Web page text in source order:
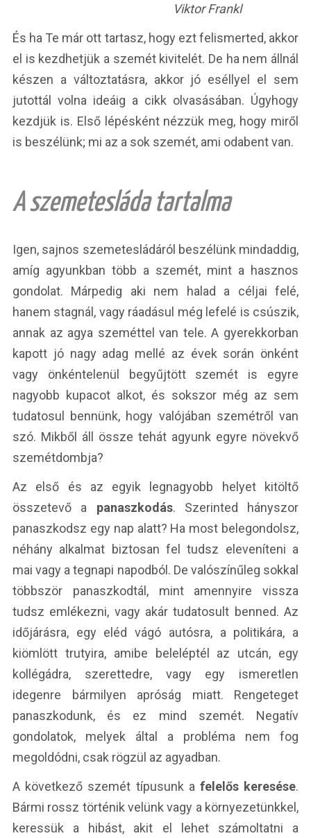
Viktor Frankl
És ha Te már ott tartasz, hogy ezt felismerted, akkor
el is kezdhetjük a szemét kivitelét. De ha nem állnál
készen a változtatásra, akkor jó eséllyel el sem
jutottál volna ideáig a cikk olvasásában. Úgyhogy
kezdjük is. Első lépésként nézzük meg, hogy miről
is beszélünk; mi az a sok szemét, ami odabent van.
A szemetesláda tartalma
Igen, sajnos szemetesládáról beszélünk mindaddig,
amíg agyunkban több a szemét, mint a hasznos
gondolat. Márpedig aki nem halad a céljai felé,
hanem stagnál, vagy ráadásul még lefelé is csúszik,
annak az agya szeméttel van tele. A gyerekkorban
kapott jó nagy adag mellé az évek során önként
vagy önkéntelenül begyűjtött szemét is egyre
nagyobb kupacot alkot, és sokszor még az sem
tudatosul bennünk, hogy valójában szemétről van
szó. Mikből áll össze tehát agyunk egyre növekvő
szemétdombja?
Az első és az egyik legnagyobb helyet kitöltő
összetevő a panaszkodás. Szerinted hányszor
panaszkodsz egy nap alatt? Ha most belegondolsz,
néhány alkalmat biztosan fel tudsz eleveníteni a
mai vagy a tegnapi napodból. De valószínűleg sokkal
többször panaszkodtál, mint amennyire vissza
tudsz emlékezni, vagy akár tudatosult benned. Az
időjárásra, egy eléd vágó autósra, a politikára, a
kiömlött trutyira, amibe beleléptél az utcán, egy
kollégádra, szerettedre, vagy egy ismeretlen
idegenre bármilyen apróság miatt. Rengeteget
panaszkodunk, és ez mind szemét. Negatív
gondolatok, melyek által a probléma nem fog
megoldódni, csak rögzül az agyadban.
A következő szemét típusunk a felelős keresése.
Bármi rossz történik velünk vagy a környezetünkkel,
keressük a hibást, akit el lehet számoltatni a